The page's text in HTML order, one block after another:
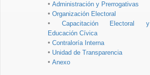
• Administración y Prerrogativas
• Organización Electoral
• Capacitación Electoral y
Educación Cívica
• Contraloría Interna
• Unidad de Transparencia
• Anexo